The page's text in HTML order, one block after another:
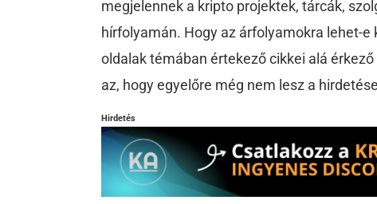
megjelennek a kripto projektek, tárcák,
hírfolyamán. Hogy az árfolyamokra lehet-
oldalak témában értekező cikkei alá
az, hogy egyelőre még nem lesz a
Hirdetés